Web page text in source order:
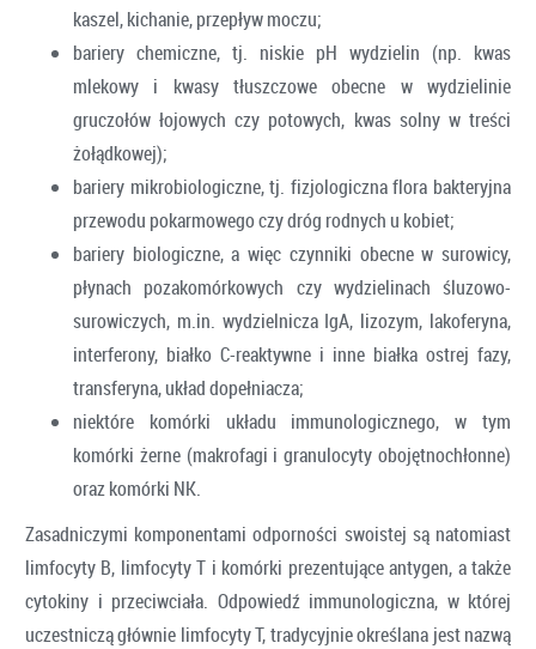
kaszel, kichanie, przepływ moczu;
bariery chemiczne, tj. niskie pH wydzielin (np. kwas
mlekowy i kwasy tłuszczowe obecne w wydzielinie
gruczołów łojowych czy potowych, kwas solny w treści
żołądkowej);
bariery mikrobiologiczne, tj. fizjologiczna flora bakteryjna
przewodu pokarmowego czy dróg rodnych u kobiet;
bariery biologiczne, a więc czynniki obecne w surowicy,
płynach pozakomórkowych czy wydzielinach śluzowo-
surowiczych, m.in. wydzielnicza IgA, lizozym, lakoferyna,
interferony, białko C-reaktywne i inne białka ostrej fazy,
transferyna, układ dopełniacza;
niektóre komórki układu immunologicznego, w tym
komórki żerne (makrofagi i granulocyty obojętnochłonne)
oraz komórki NK.
Zasadniczymi komponentami odporności swoistej są natomiast
limfocyty B, limfocyty T i komórki prezentujące antygen, a także
cytokiny i przeciwciała. Odpowiedź immunologiczna, w której
uczestniczą głównie limfocyty T, tradycyjnie określana jest nazwą